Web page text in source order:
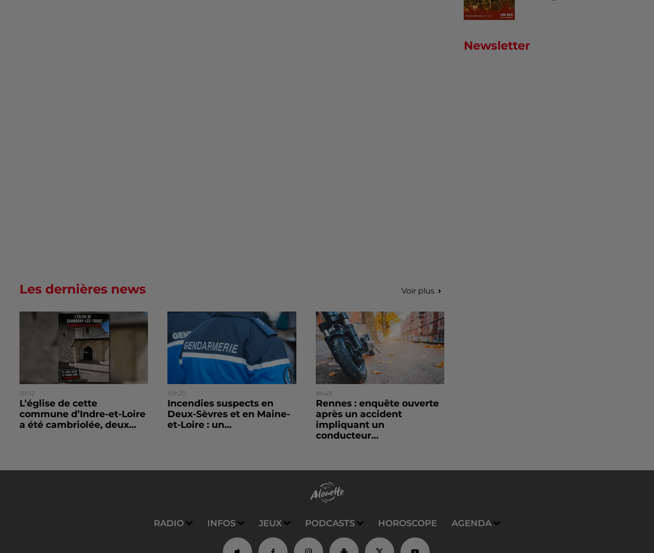
Newsletter
Les dernières news Voir plus
11h12
L’église de cette
commune d’Indre-et-Loire
a été cambriolée, deux...
10h20
Incendies suspects en
Deux-Sèvres et en Maine-
et-Loire : un...
8h49
Rennes : enquête ouverte
après un accident
impliquant un
conducteur...
RADIO INFOS JEUX PODCASTS HOROSCOPE AGENDA